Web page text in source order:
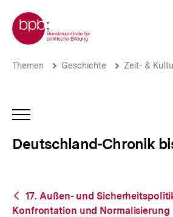
zum
Seiteninhalt
springen
Zur Startseite der bpb
17.
Deutschland-
Chronik
2000
Brotkrümelnavigation
Pfadnavigation
Themen Geschichte Zeit- &
INHALTSNAVIGATION
Deutschland-Chronik
Zurück
zur
17. Außen- und
Konfrontation und Normalisierung